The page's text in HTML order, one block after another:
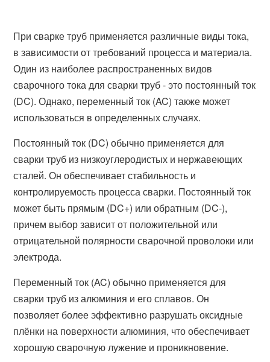
При сварке труб применяется различные виды тока,
в зависимости от требований процесса и материала.
Один из наиболее распространенных видов
сварочного тока для сварки труб - это постоянный ток
(DC). Однако, переменный ток (AC) также может
использоваться в определенных случаях.
Постоянный ток (DC) обычно применяется для
сварки труб из низкоуглеродистых и нержавеющих
сталей. Он обеспечивает стабильность и
контролируемость процесса сварки. Постоянный ток
может быть прямым (DC+) или обратным (DC-),
причем выбор зависит от положительной или
отрицательной полярности сварочной проволоки или
электрода.
Переменный ток (AC) обычно применяется для
сварки труб из алюминия и его сплавов. Он
позволяет более эффективно разрушать оксидные
плёнки на поверхности алюминия, что обеспечивает
хорошую сварочную лужение и проникновение.